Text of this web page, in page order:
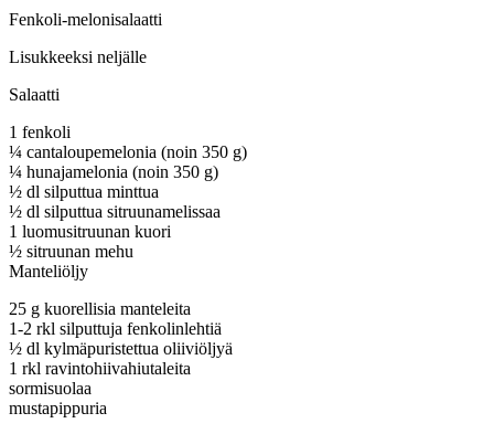
Fenkoli-melonisalaatti
Lisukkeeksi neljälle
Salaatti
1 fenkoli
¼ cantaloupemelonia (noin 350 g)
¼ hunajamelonia (noin 350 g)
½ dl silputtua minttua
½ dl silputtua sitruunamelissaa
1 luomusitruunan kuori
½ sitruunan mehu
Manteliöljy
25 g kuorellisia manteleita
1-2 rkl silputtuja fenkolinlehtiä
½ dl kylmäpuristettua oliiviöljyä
1 rkl ravintohiivahiutaleita
sormisuolaa
mustapippuria